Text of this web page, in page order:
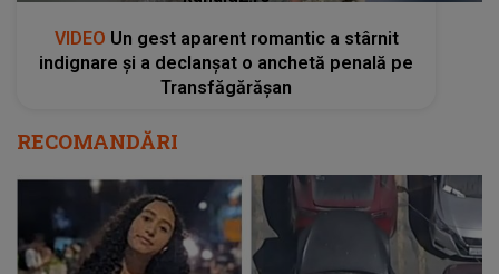
VIDEO Un gest aparent romantic a stârnit
indignare și a declanșat o anchetă penală pe
Transfăgărășan
RECOMANDĂRI